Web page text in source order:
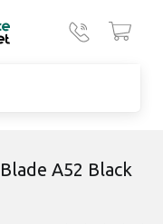
A52 Black